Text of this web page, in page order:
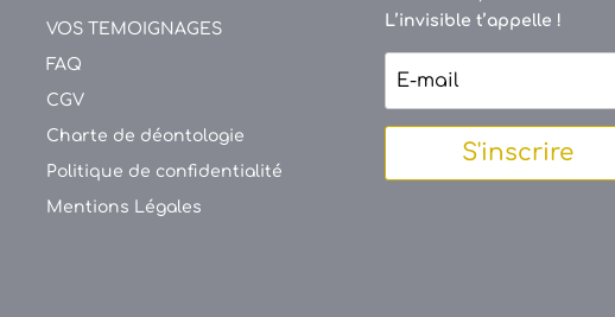
VOS TEMOIGNAGES
FAQ
CGV
Charte de déontologie
Politique de confidentialité
Mentions Légales
L’invisible t’appelle !
S'inscrire